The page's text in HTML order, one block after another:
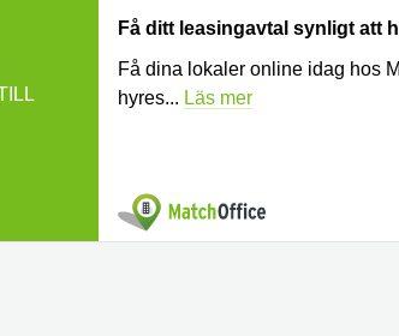
Få ditt leasingavtal synligt att
Få dina lokaler online idag hos
hyres... Läs mer